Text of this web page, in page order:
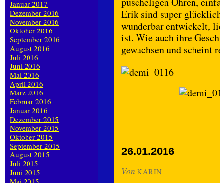
Erik sind super
wunderbar entwickelt,
ist. Wie auch ihre
gewachsen und scheint
26.01.2016
Von KARIN
Januar 2017
Dezember 2016
November 2016
Oktober 2016
September 2016
August 2016
Juli 2016
Juni 2016
Mai 2016
April 2016
März 2016
Februar 2016
Januar 2016
Dezember 2015
November 2015
Oktober 2015
September 2015
August 2015
Juli 2015
Juni 2015
Mai 2015